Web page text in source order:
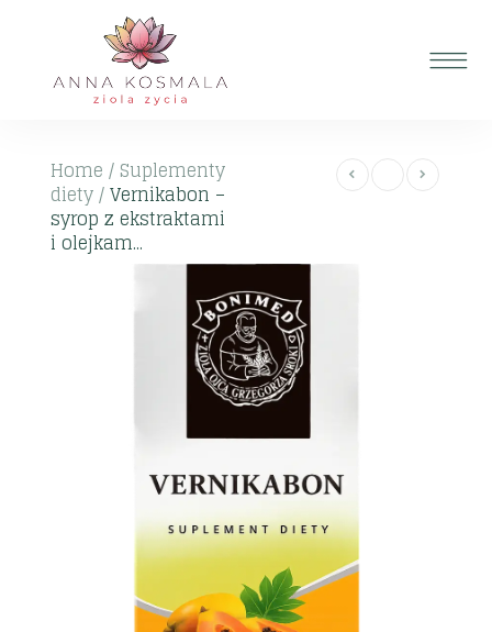
Home / Suplementy
diety/Vernikabon –
syrop z ekstraktami
i olejkam...